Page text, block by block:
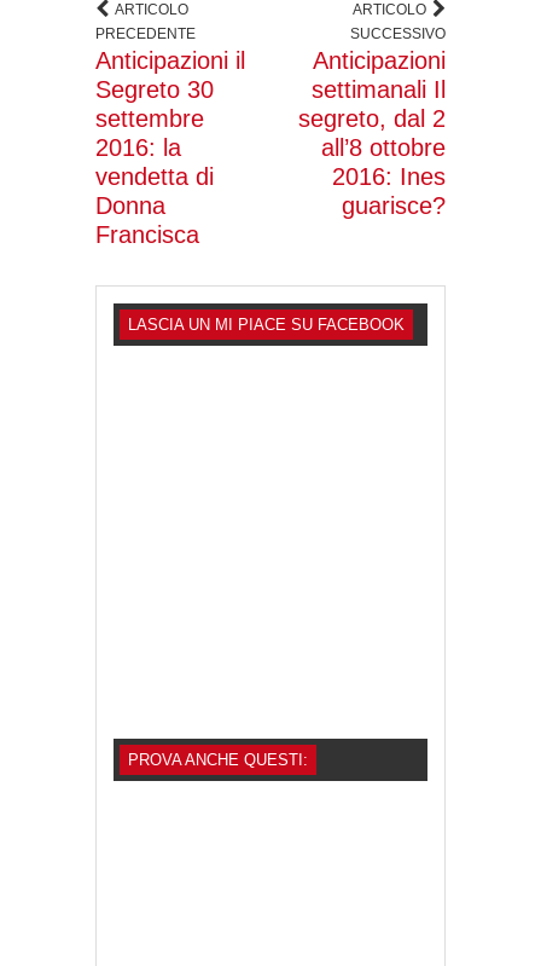
ARTICOLO
PRECEDENTE
Anticipazioni il
Segreto 30
settembre
2016: la
vendetta di
Donna
Francisca
ARTICOLO
SUCCESSIVO
Anticipazioni
settimanali Il
segreto, dal 2
all’8 ottobre
2016: Ines
guarisce?
LASCIA UN MI PIACE SU FACEBOOK
PROVA ANCHE QUESTI: